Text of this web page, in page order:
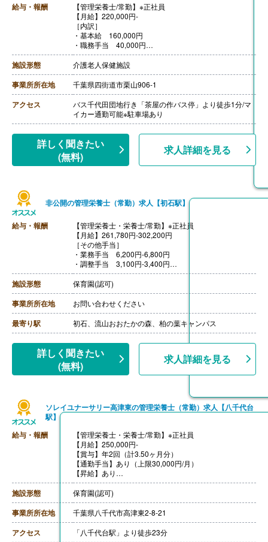
給与・報酬
【管理栄養士/常勤】※正社員
【月給】220,000円-
［内訳］
・基本給 160,000円
・職務手当 40,000円
・調整手当 20,000円
［その他手当］
・住宅手当 上限30,000円（条件あり）
【賞与】年2回（計2.90ヶ月分）※前年度実績
【通勤手当】あり（上限24,500円/月）
【昇給】あり（1月あたり1,000円-2,000円）※前年度実
績
【退職金】あり※勤続3年以上
施設形態 介護老人保健施設
事業所所在地 千葉県四街道市栗山906-1
アクセス
バス千代田団地行き「茶屋の作バス停」より徒歩1分/マ
イカー通勤可能※駐車場あり
詳しく聞きたい
(無料)
求人詳細を見る
非公開の管理栄養士（常勤）求人【初石駅】
給与・報酬
【管理栄養士・栄養士/常勤】※正社員
【月給】261,780円-302,200円
［その他手当］
・業務手当 6,200円-6,800円
・調整手当 3,100円-3,400円
・住居手当 5,000円
・残業手当
・処遇改善手当 64,000円-
【賞与】年2回（計4.00ヶ月分）※前年度実績
【通勤手当】あり（上限15,000円/月）
【昇給】あり（1月あたり2,000円-）
【退職金】あり
施設形態 保育園(認可)
事業所所在地 お問い合わせください
最寄り駅 初石、流山おおたかの森、柏の葉キャンパス
詳しく聞きたい
(無料)
求人詳細を見る
ソレイユナーサリー高津東の管理栄養士（常勤）求人【八千代台
駅】
給与・報酬
【管理栄養士・栄養士/常勤】※正社員
【月給】250,000円-
【賞与】年2回（計3.50ヶ月分）
【通勤手当】あり（上限30,000円/月）
【昇給】あり
【退職金】あり
施設形態 保育園(認可)
事業所所在地 千葉県八千代市高津東2-8-21
アクセス 「八千代台駅」より徒歩23分